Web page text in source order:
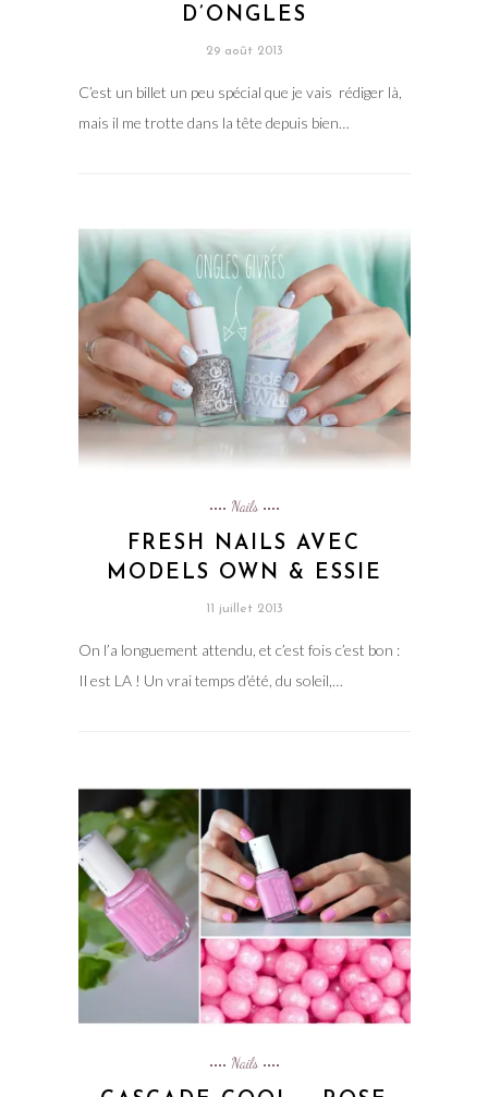
D’ONGLES
29 août 2013
C’est un billet un peu spécial que je vais rédiger là,
mais il me trotte dans la tête depuis bien…
Nails
FRESH NAILS AVEC
MODELS OWN & ESSIE
11 juillet 2013
On l’a longuement attendu, et c’est fois c’est bon :
Il est LA ! Un vrai temps d’été, du soleil,…
Nails